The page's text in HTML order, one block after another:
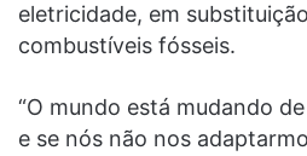
eletricidade, em
combustíveis fósseis.
“O mundo está mudando
e se nós não nos